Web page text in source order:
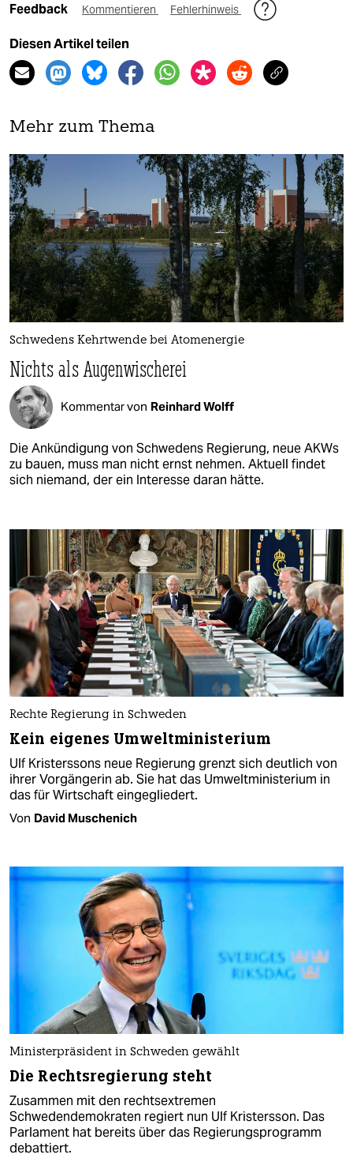
Feedback Kommentieren Fehlerhinweis
Diesen Artikel teilen
Mehr zum Thema
Schwedens Kehrtwende bei Atomenergie
Nichts als Augenwischerei
Kommentar von Reinhard Wolff
Die Ankündigung von Schwedens Regierung, neue AKWs
zu bauen, muss man nicht ernst nehmen. Aktuell findet
sich niemand, der ein Interesse daran hätte.
Rechte Regierung in Schweden
Kein eigenes Umweltministerium
Ulf Kristerssons neue Regierung grenzt sich deutlich von
ihrer Vorgängerin ab. Sie hat das Umweltministerium in
das für Wirtschaft eingegliedert.
Von David Muschenich
Ministerpräsident in Schweden gewählt
Die Rechtsregierung steht
Zusammen mit den rechtsextremen
Schwedendemokraten regiert nun Ulf Kristersson. Das
Parlament hat bereits über das Regierungsprogramm
debattiert.